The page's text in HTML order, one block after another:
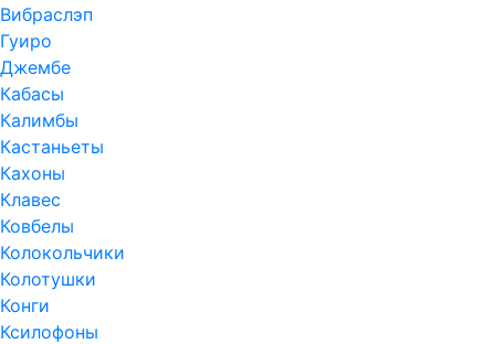
Вибраслэп
Гуиро
Джембе
Кабасы
Калимбы
Кастаньеты
Кахоны
Клавес
Ковбелы
Колокольчики
Колотушки
Конги
Ксилофоны